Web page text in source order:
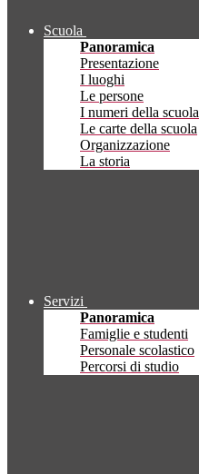
Scuola
Panoramica
Presentazione
I luoghi
Le persone
I numeri della scuola
Le carte della scuola
Organizzazione
La storia
Servizi
Panoramica
Famiglie e studenti
Personale scolastico
Percorsi di studio